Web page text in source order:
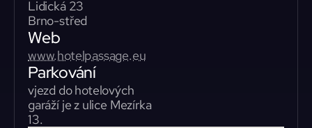
Lidická 23
Brno-střed
Web
www.hotelpassage.eu
Parkování
vjezd do hotelových
garáží je z ulice Mezírka
13.